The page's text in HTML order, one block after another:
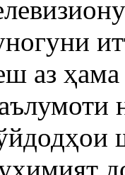
аз